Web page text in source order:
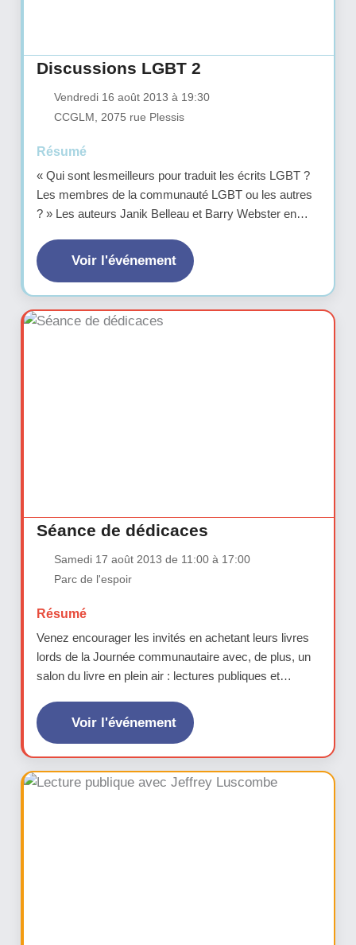
Discussions LGBT 2
Vendredi 16 août 2013 à 19:30
CCGLM, 2075 rue Plessis
Résumé
« Qui sont lesmeilleurs pour traduit les écrits LGBT ?
Les membres de la communauté LGBT ou les autres
? » Les auteurs Janik Belleau et Barry Webster en
Berger et Élizabeth Robert.
Voir l'événement
Séance de dédicaces
Samedi 17 août 2013 de 11:00 à 17:00
Parc de l'espoir
Résumé
Venez encourager les invités en achetant leurs livres
lords de la Journée communautaire avec, de plus, un
salon du livre en plein air : lectures publiques et
Voir l'événement